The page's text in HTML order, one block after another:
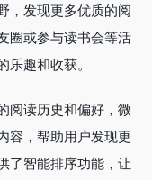
，发现更多优质的阅
圈或参与读书会等活
趣和收获。
阅读历史和偏好，微
容，帮助用户发现更
了智能排序功能，让